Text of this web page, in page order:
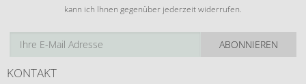
kann ich Ihnen gegenüber jederzeit widerrufen.
ABONNIEREN
KONTAKT